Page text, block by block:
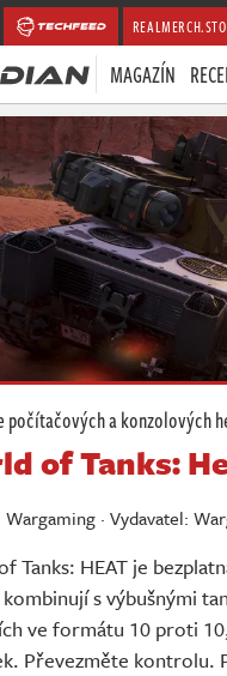
MAGAZÍN
počítačových a konzolových
of Tanks:
· Vydavatel:
Tanks: HEAT je
s výbušnými
ve formátu 10 proti
Převezměte kontrolu.